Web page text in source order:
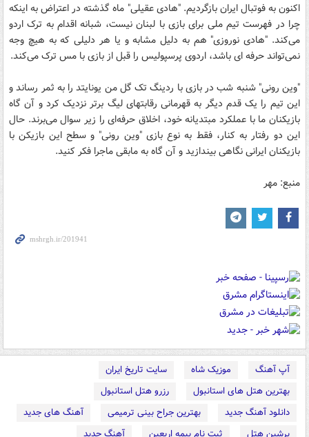
اکنون به فوتبال ایران بازگردیم. "هادی عقیلی" ماه گذشته در اعتراض به اینکه
چرا در فهرست تیم ملی برای بازی با لبنان نیست، شبانه اقدام به ترک اردو
می‌کند. "هادی نوروزی" هم به دلیل مشابه و یا هر دلیلی که به هیچ وجه
نمی‌تواند حرفه ای باشد، اردوی پرسپولیس را قبل از بازی با مس ترک می‌کند.
"وین رونی" شنبه شب در بازی با ردینگ تک گل من یونایتد را به ثمر رساند و
این تیم را یک قدم دیگر به قهرمانی رقابتهای لیگ برتر نزدیک کرد و آن گاه
بازیکنان ما با عملکرد مبتدیانه خود، اخلاق حرفه‌ای را زیر سوال می‌برند. حال
این دو رفتار به کنار، فقط به نوع بازی "وین رونی" و سطح این بازیکن با
بازیکنان ایرانی نگاهی بیندازید و آن گاه به مابقی ماجرا فکر کنید.
منبع: مهر
آپ آهنگ موزیک شاه
سایت تاریخ ایران
بهترین هتل های استانبول
رزرو هتل استانبول
دانلود آهنگ جدید
بهترین جراح بینی ترمیمی
آهنگ های جدید
پرشین هتل
ثبت نام بیمه اربعین
آهنگ جدید